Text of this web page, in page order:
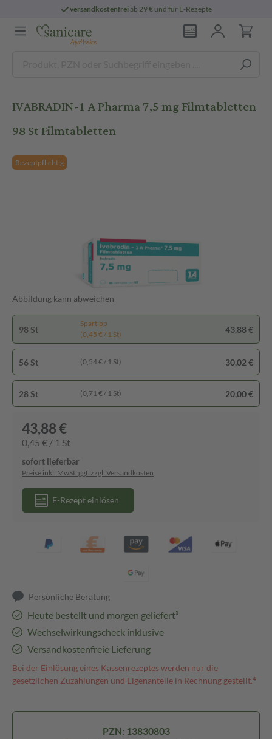
versandkostenfreiab 29 € und für E-Rezepte
IVABRADIN-1 A Pharma 7,5 mg Filmtabletten
98 St Filmtabletten
Rezeptpflichtig
Abbildung kann abweichen
98 St
Spartipp
(0,45 € / 1 St)
43,88 €
56 St (0,54 € / 1 St) 30,02 €
28 St (0,71 € / 1 St) 20,00 €
43,88 €
0,45 € / 1 St
sofort lieferbar
Preise inkl. MwSt. ggf. zzgl. Versandkosten
E-Rezept einlösen
Persönliche Beratung
Heute bestellt und morgen geliefert³
Wechselwirkungscheck inklusive
Versandkostenfreie Lieferung
Bei der Einlösung eines Kassenrezeptes werden nur die
gesetzlichen Zuzahlungen und Eigenanteile in Rechnung gestellt.⁴
PZN: 13830803